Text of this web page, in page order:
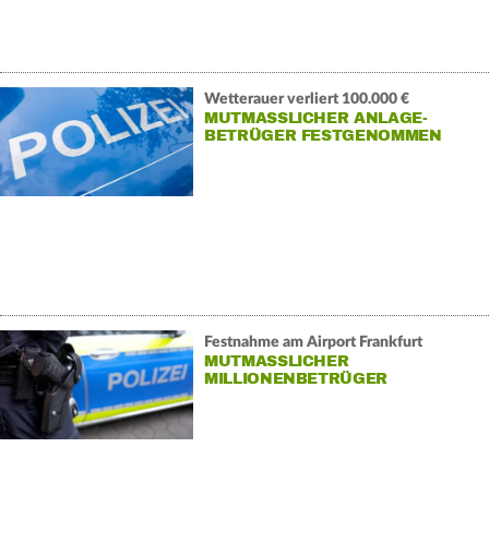
Wetterauer verliert 100.000 €
MUTMASSLICHER ANLAGE-B
ETRÜGER FESTGENOMMEN
Festnahme am Airport Frankfurt
MUTMASSLICHER M
ILLIONENBETRÜGER G